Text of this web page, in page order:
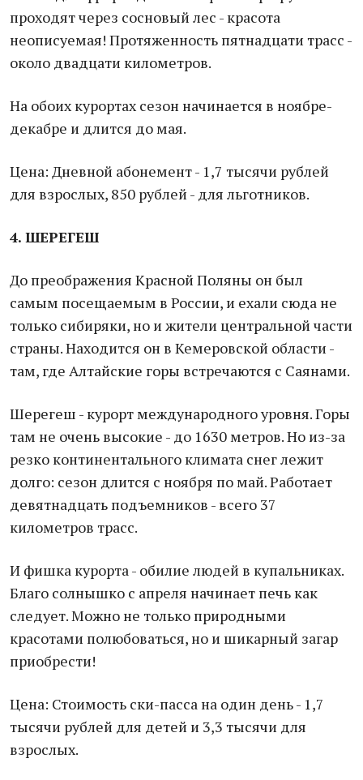
проходят через сосновый лес - красота
неописуемая! Протяженность пятнадцати трасс -
около двадцати километров.
На обоих курортах сезон начинается в ноябре-
декабре и длится до мая.
Цена: Дневной абонемент - 1,7 тысячи рублей
для взрослых, 850 рублей - для льготников.
4. ШЕРЕГЕШ
До преображения Красной Поляны он был
самым посещаемым в России, и ехали сюда не
только сибиряки, но и жители центральной части
страны. Находится он в Кемеровской области -
там, где Алтайские горы встречаются с Саянами.
Шерегеш - курорт международного уровня. Горы
там не очень высокие - до 1630 метров. Но из-за
резко континентального климата снег лежит
долго: сезон длится с ноября по май. Работает
девятнадцать подъемников - всего 37
километров трасс.
И фишка курорта - обилие людей в купальниках.
Благо солнышко с апреля начинает печь как
следует. Можно не только природными
красотами полюбоваться, но и шикарный загар
приобрести!
Цена: Стоимость ски-пасса на один день - 1,7
тысячи рублей для детей и 3,3 тысячи для
взрослых.